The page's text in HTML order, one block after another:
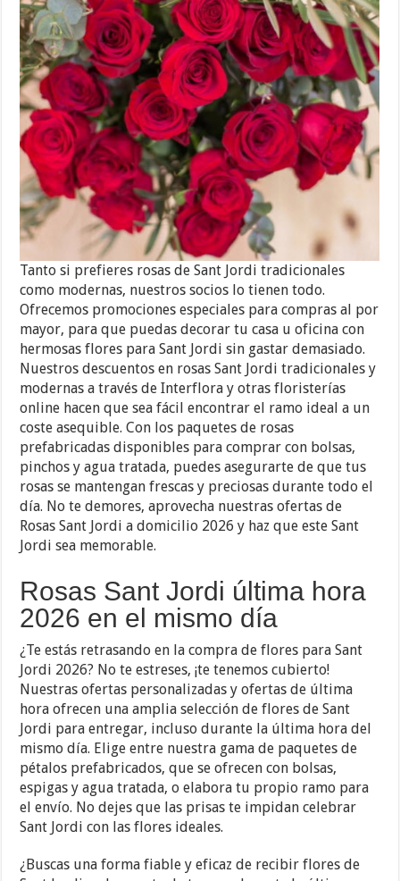
Tanto si prefieres rosas de Sant Jordi tradicionales
como modernas, nuestros socios lo tienen todo.
Ofrecemos promociones especiales para compras al por
mayor, para que puedas decorar tu casa u oficina con
hermosas flores para Sant Jordi sin gastar demasiado.
Nuestros descuentos en rosas Sant Jordi tradicionales y
modernas a través de Interflora y otras floristerías
online hacen que sea fácil encontrar el ramo ideal a un
coste asequible. Con los paquetes de rosas
prefabricadas disponibles para comprar con bolsas,
pinchos y agua tratada, puedes asegurarte de que tus
rosas se mantengan frescas y preciosas durante todo el
día. No te demores, aprovecha nuestras ofertas de
Rosas Sant Jordi a domicilio 2026 y haz que este Sant
Jordi sea memorable.
Rosas Sant Jordi última hora
2026 en el mismo día
¿Te estás retrasando en la compra de flores para Sant
Jordi 2026? No te estreses, ¡te tenemos cubierto!
Nuestras ofertas personalizadas y ofertas de última
hora ofrecen una amplia selección de flores de Sant
Jordi para entregar, incluso durante la última hora del
mismo día. Elige entre nuestra gama de paquetes de
pétalos prefabricados, que se ofrecen con bolsas,
espigas y agua tratada, o elabora tu propio ramo para
el envío. No dejes que las prisas te impidan celebrar
Sant Jordi con las flores ideales.
¿Buscas una forma fiable y eficaz de recibir flores de